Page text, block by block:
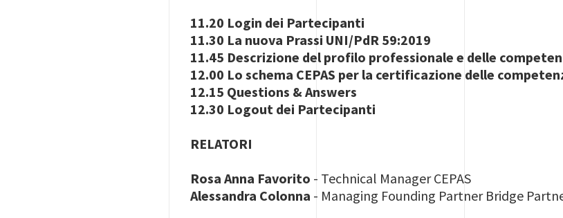
11.20 Login dei Partecipanti
11.30 La nuova Prassi UNI/PdR 59:2019
11.45 Descrizione del profilo professionale e delle
12.00 Lo schema CEPAS per la certificazione delle
12.15 Questions & Answers
12.30 Logout dei Partecipanti
RELATORI
Rosa Anna Favorito - Technical Manager CEPAS
Alessandra Colonna - Managing Founding Partner Bridge